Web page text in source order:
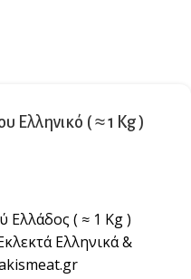
Ελληνικό ( ≈ 1 Kg )
( ≈ 1 Kg )
Ελληνικά &